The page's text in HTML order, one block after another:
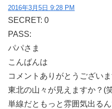
2016年3月5日 9:28 PM
SECRET: 0
PASS:
パパさま
こんばんは
コメントありがとうござい
東北の山々が見えますか？(
単線だともっと雰囲気出る